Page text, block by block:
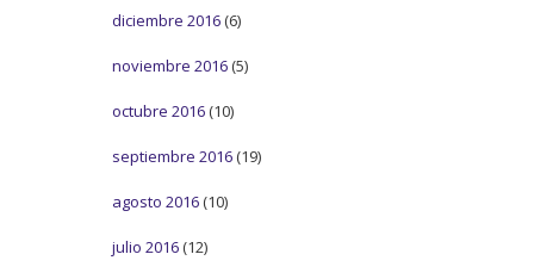
diciembre 2016 (6)
noviembre 2016 (5)
octubre 2016 (10)
septiembre 2016 (19)
agosto 2016 (10)
julio 2016 (12)